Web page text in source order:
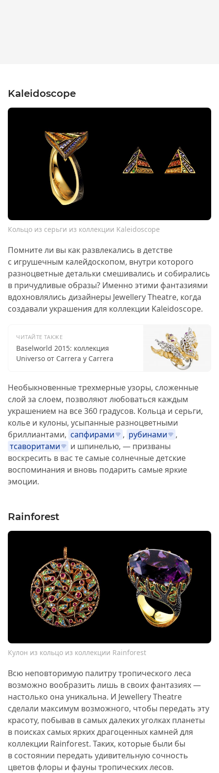
Kaleidoscope
Кольцо из серьги из коллекции Kaleidoscope
Помните ли вы как развлекались в детстве
с игрушечным калейдоскопом, внутри которого
разноцветные детальки смешивались и собирались
в причудливые образы? Именно этими фантазиями
вдохновлялись дизайнеры Jewellery Theatre, когда
создавали украшения для коллекции Kaleidoscope.
ЧИТАЙТЕ ТАКЖЕ
Baselworld 2015: коллекция
Universo от Carrera y Carrera
Необыкновенные трехмерные узоры, сложенные
слой за слоем, позволяют любоваться каждым
украшением на все 360 градусов. Кольца и серьги,
колье и кулоны, усыпанные разноцветными
бриллиантами, сапфирами , рубинами
,
тсаворитами
и шпинелью, — призваны
воскресить в вас те самые солнечные детские
воспоминания и вновь подарить самые яркие
эмоции.
Rainforest
Кулон из кольцо из коллекции Rainforest
Всю неповторимую палитру тропического леса
возможно вообразить лишь в своих фантазиях —
настолько она уникальна. И Jewellery Theatre
сделали максимум возможного, чтобы передать эту
красоту, побывав в самых далеких уголках планеты
в поисках самых ярких драгоценных камней для
коллекции Rainforest. Таких, которые были бы
в состоянии передать удивительную сочность
цветов флоры и фауны тропических лесов.